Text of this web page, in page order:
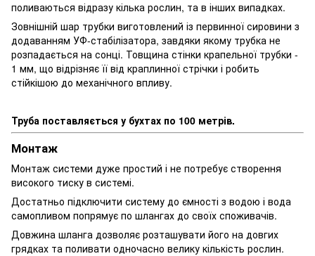
поливаються відразу кілька рослин, та в інших випадках.
Зовнішній шар трубки виготовлений із первинної сировини з
додаванням УФ-стабілізатора, завдяки якому трубка не
розпадається на сонці. Товщина стінки крапельної трубки -
1 мм, що відрізняє її від краплинної стрічки і робить
стійкішою до механічного впливу.
Труба поставляється у бухтах по 100 метрів.
Монтаж
Монтаж системи дуже простий і не потребує створення
високого тиску в системі.
Достатньо підключити систему до ємності з водою і вода
самопливом попрямує по шлангах до своїх споживачів.
Довжина шланга дозволяє розташувати його на довгих
грядках та поливати одночасно велику кількість рослин.